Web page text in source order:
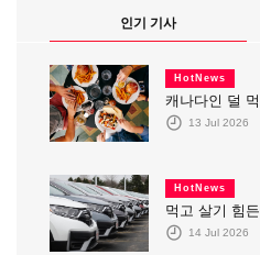
인기 기사
HotNews
캐나다인 덜
13 Jul 2026
HotNews
먹고 살기 힘
14 Jul 2026